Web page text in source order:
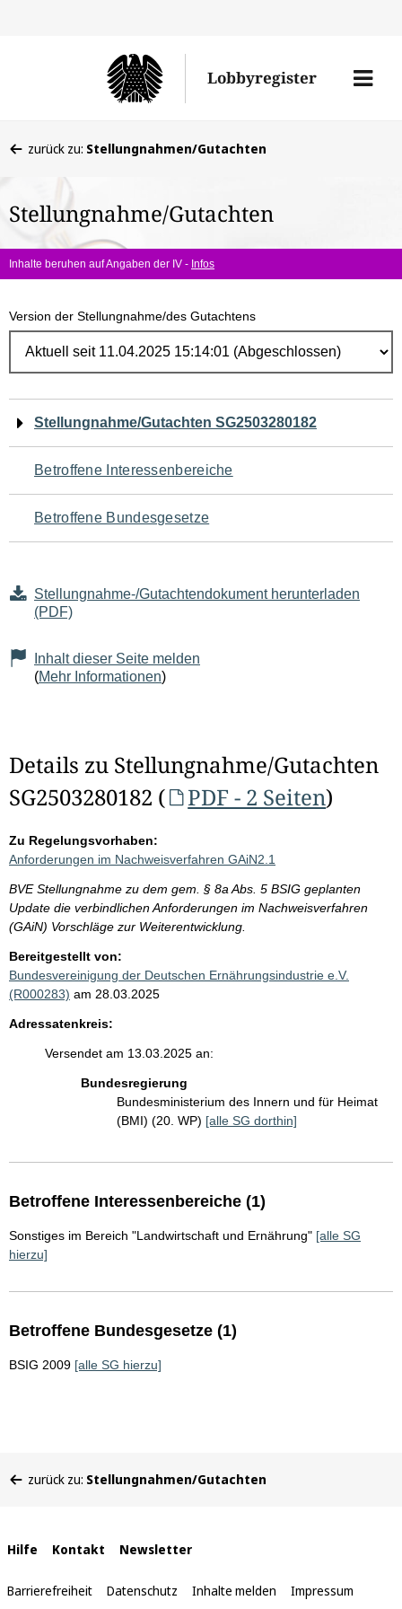
Lobbyregister
Menü
befinden
hier:
zurück zu: Stellungnahmen/Gutachten
Stellungnahme/Gutachten
Inhalte beruhen auf Angaben der IV - Infos
Version der Stellungnahme/des Gutachtens
Navigation
für
den
Seiteninhalt
Stellungnahme/Gutachten SG2503280182
Betroffene Interessenbereiche
Betroffene Bundesgesetze
Stellungnahme-/Gutachtendokument herunterladen
(PDF)
Inhalt dieser Seite melden
(Mehr Informationen)
Details zu Stellungnahme/Gutachten
SG2503280182 (
PDF - 2 Seiten)
Zu Regelungsvorhaben:
Anforderungen im Nachweisverfahren GAiN2.1
BVE Stellungnahme zu dem gem. § 8a Abs. 5 BSIG geplanten
Update die verbindlichen Anforderungen im Nachweisverfahren
(GAiN) Vorschläge zur Weiterentwicklung.
Bereitgestellt von:
Bundesvereinigung der Deutschen Ernährungsindustrie e.V.
(R000283) am 28.03.2025
Adressatenkreis:
Versendet am 13.03.2025 an:
Bundesregierung
Bundesministerium des Innern und für Heimat
(BMI) (20. WP) [alle SG dorthin]
Betroffene Interessenbereiche (1)
Sonstiges im Bereich "Landwirtschaft und Ernährung" [alle SG
hierzu]
Betroffene Bundesgesetze (1)
BSIG 2009 [alle SG hierzu]
befinden
zurück zu: Stellungnahmen/Gutachten
Interne
Links
Hilfe Kontakt Newsletter
Barrierefreiheit Datenschutz Inhalte melden Impressum